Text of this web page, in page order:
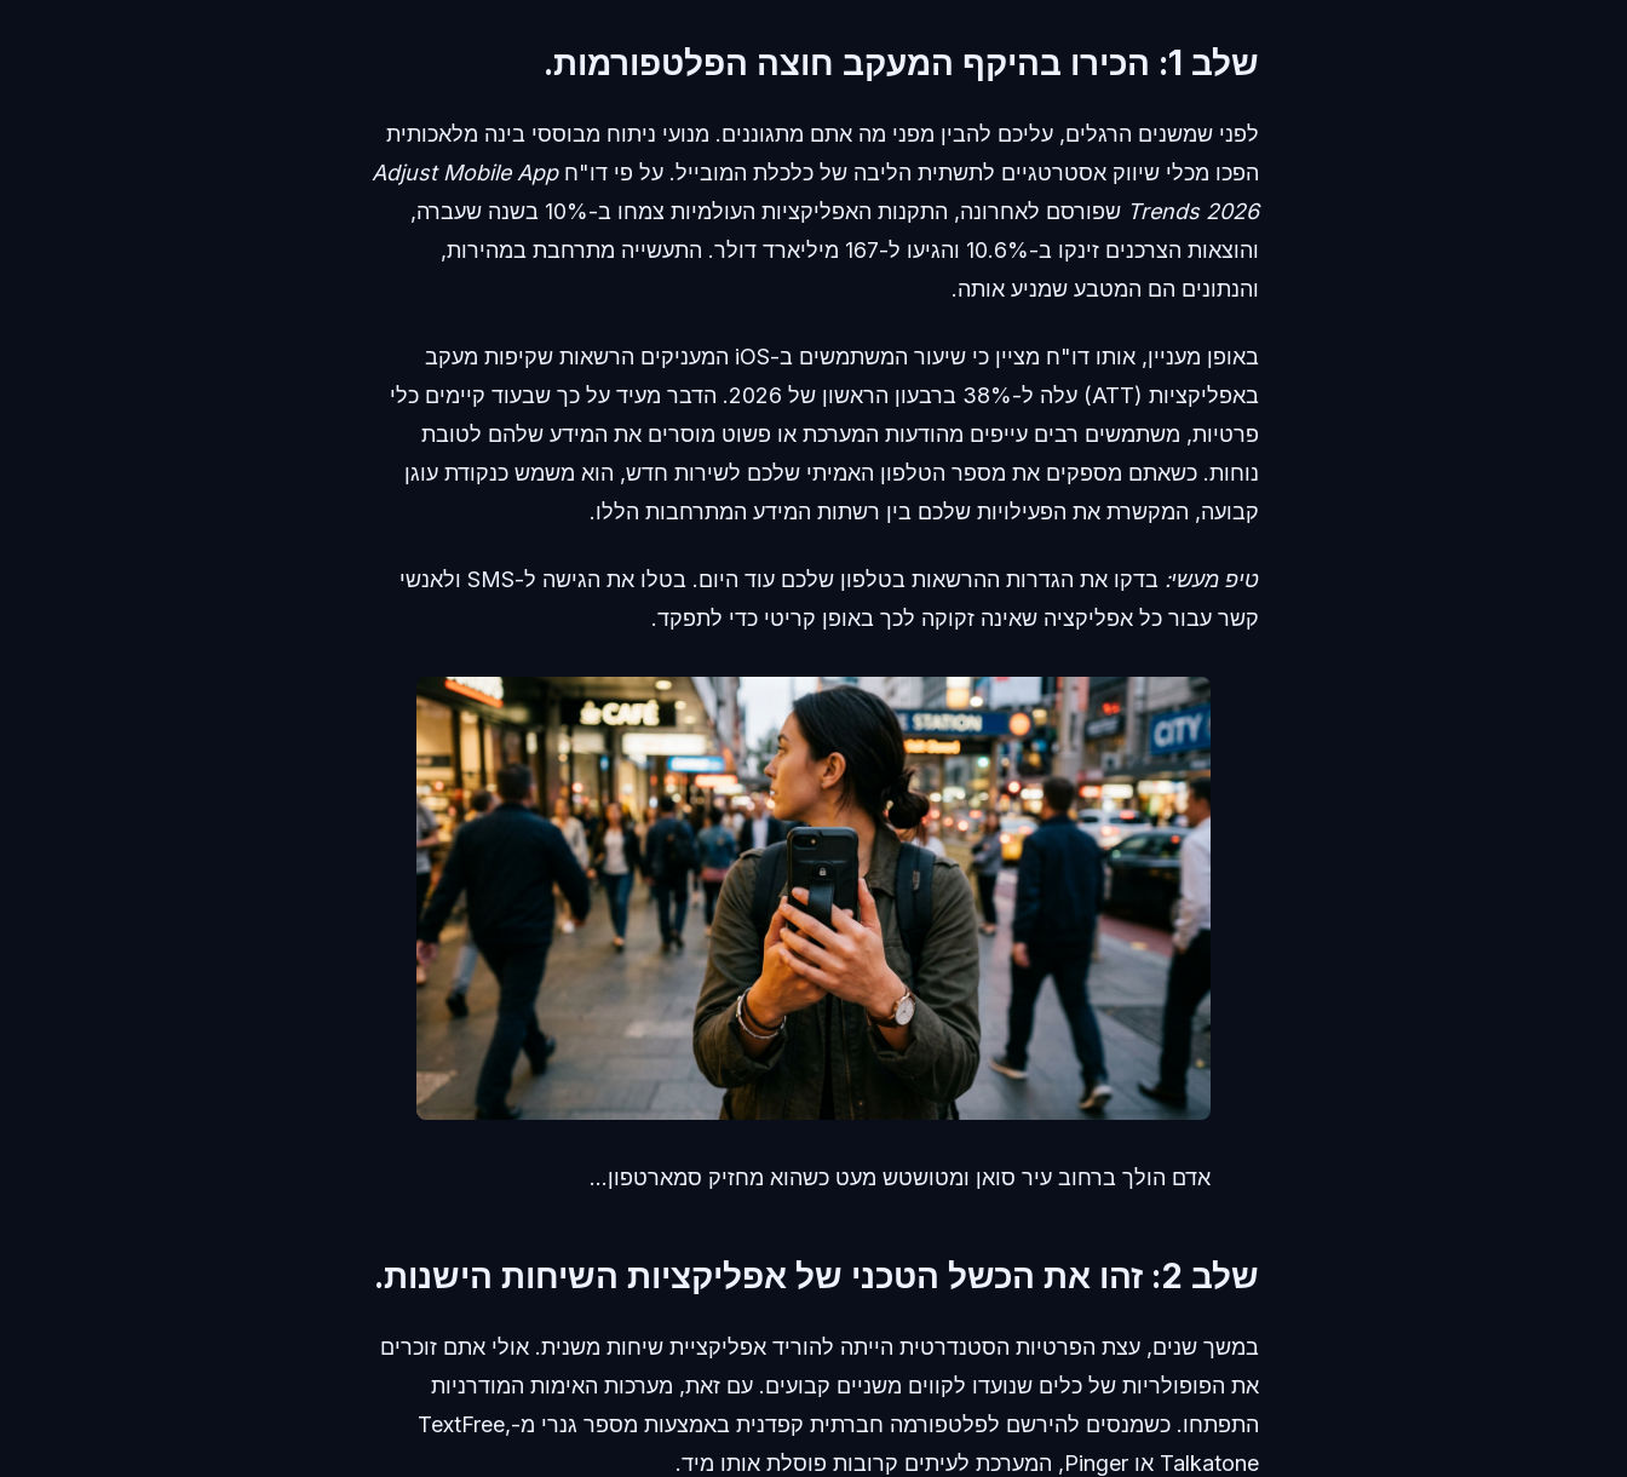
שלב 1: הכירו בהיקף המעקב חוצה הפלטפורמות.
לפני שמשנים הרגלים, עליכם להבין מפני מה אתם מתגוננים. מנועי ניתוח מבוססי בינה מלאכותית
הפכו מכלי שיווק אסטרטגיים לתשתית הליבה של כלכלת המובייל. על פי דו"חAdjust Mobile App
Trends 2026
שפורסם לאחרונה, התקנות האפליקציות העולמיות צמחו ב-10% בשנה שעברה,
והוצאות הצרכנים זינקו ב-10.6% והגיעו ל-167 מיליארד דולר. התעשייה מתרחבת במהירות,
והנתונים הם המטבע שמניע אותה.
באופן מעניין, אותו דו"ח מציין כי שיעור המשתמשים ב-iOS המעניקים הרשאות שקיפות מעקב
באפליקציות (ATT) עלה ל-38% ברבעון הראשון של 2026. הדבר מעיד על כך שבעוד קיימים כלי
פרטיות, משתמשים רבים עייפים מהודעות המערכת או פשוט מוסרים את המידע שלהם לטובת
נוחות. כשאתם מספקים את מספר הטלפון האמיתי שלכם לשירות חדש, הוא משמש כנקודת עוגן
קבועה, המקשרת את הפעילויות שלכם בין רשתות המידע המתרחבות הללו.
טיפ מעשי:
בדקו את הגדרות ההרשאות בטלפון שלכם עוד היום. בטלו את הגישה ל-SMS ולאנשי
קשר עבור כל אפליקציה שאינה זקוקה לכך באופן קריטי כדי לתפקד.
אדם הולך ברחוב עיר סואן ומטושטש מעט כשהוא מחזיק סמארטפון...
שלב 2: זהו את הכשל הטכני של אפליקציות השיחות הישנות.
במשך שנים, עצת הפרטיות הסטנדרטית הייתה להוריד אפליקציית שיחות משנית. אולי אתם זוכרים
את הפופולריות של כלים שנועדו לקווים משניים קבועים. עם זאת, מערכות האימות המודרניות
התפתחו. כשמנסים להירשם לפלטפורמה חברתית קפדנית באמצעות מספר גנרי מ-TextFree,
Talkatone או Pinger, המערכת לעיתים קרובות פוסלת אותו מיד.